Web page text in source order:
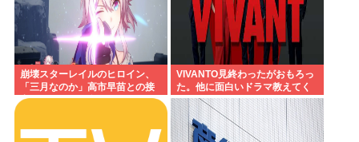
崩壊スターレイルのヒロイン、
「三月なのか」高市早苗との接
点があまりにも多すぎる。もし
VIVANTO見終わったがおもろっ
た。他に面白いドラマ教えてく
れ